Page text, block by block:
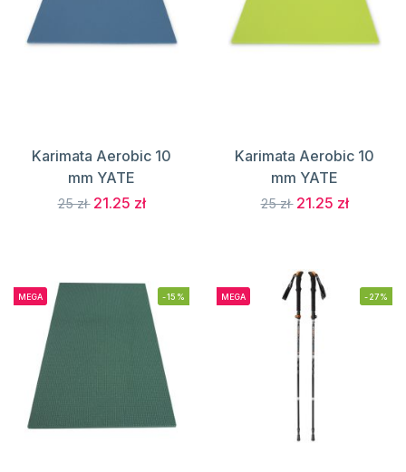
Karimata Aerobic 10
mm YATE
25 zł 21.25 zł
Karimata Aerobic 10
mm YATE
25 zł 21.25 zł
MEGA -15% MEGA -27%